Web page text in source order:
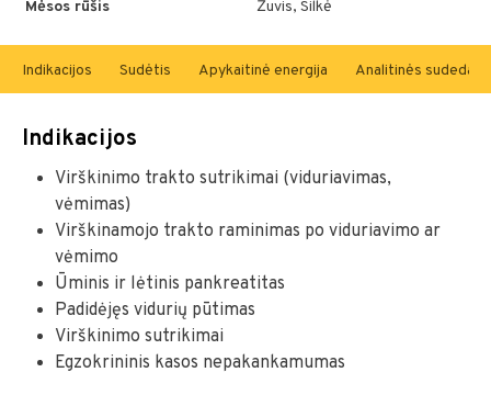
Mėsos rūšis
Žuvis, Silkė
Indikacijos Sudėtis Apykaitinė energija Analitinės
Indikacijos
Virškinimo trakto sutrikimai (viduriavimas,
vėmimas)
Virškinamojo trakto raminimas po viduriavimo ar
vėmimo
Ūminis ir lėtinis pankreatitas
Padidėjęs vidurių pūtimas
Virškinimo sutrikimai
Egzokrininis kasos nepakankamumas